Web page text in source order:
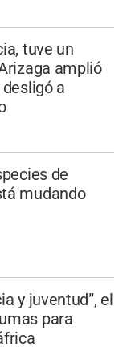
tuve un
amplió
a
de
mudando
y juventud”, el
para